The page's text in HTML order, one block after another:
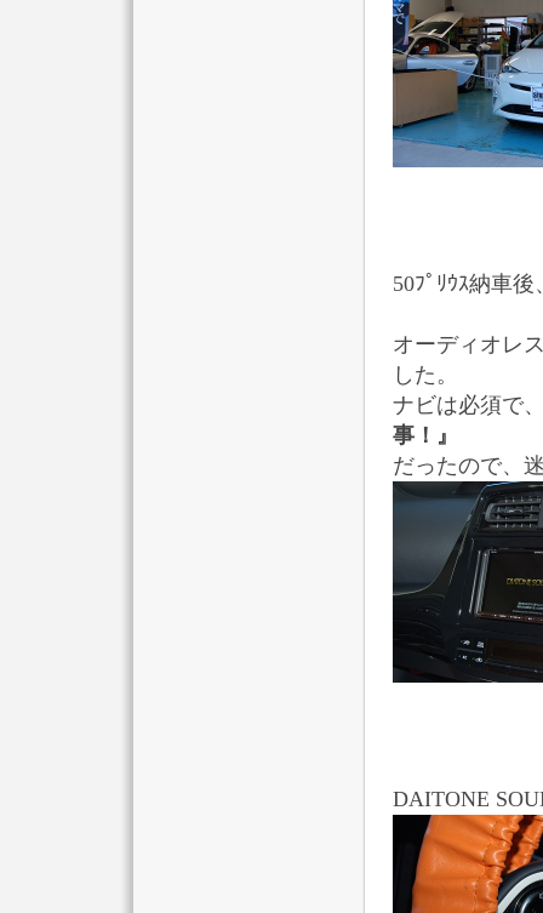
50ﾌﾟﾘｳｽ納車
オーディオレ
した。
ナビは必須で
事！』
だったので、
DAITONE